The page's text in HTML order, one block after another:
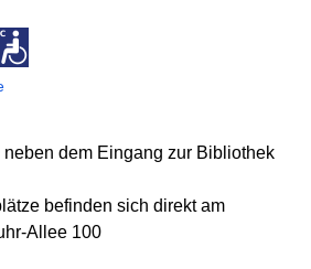
dem Eingang zur Bibliothek
befinden sich direkt am
Allee 100